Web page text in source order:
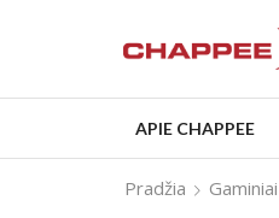
APIE CHAPPEE
Pradžia Gaminiai